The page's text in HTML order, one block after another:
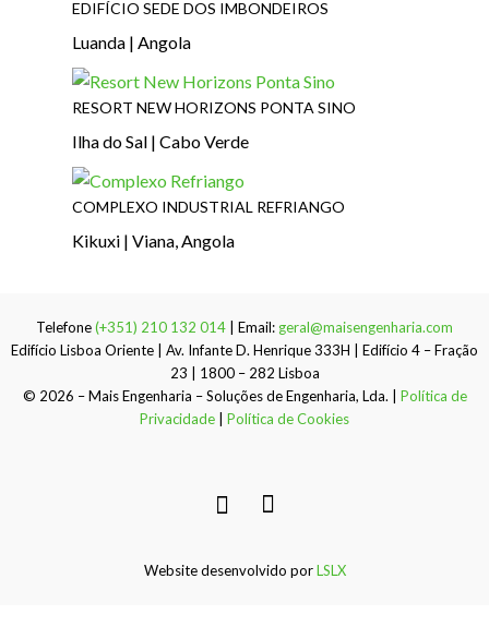
EDIFÍCIO SEDE DOS IMBONDEIROS
Luanda | Angola
RESORT NEW HORIZONS PONTA SINO
Ilha do Sal | Cabo Verde
COMPLEXO INDUSTRIAL REFRIANGO
Kikuxi | Viana, Angola
Telefone(+351) 210 132 014 | Email: geral@maisengenharia.com
Edifício Lisboa Oriente | Av. Infante D. Henrique 333H | Edifício 4 – Fração
23 | 1800 – 282 Lisboa
© 2026 – Mais Engenharia – Soluções de Engenharia, Lda. | Política de
Privacidade
Política de Cookies
Website desenvolvido porLSLX